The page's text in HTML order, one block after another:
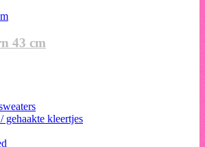
43 cm
gehaakte kleertjes